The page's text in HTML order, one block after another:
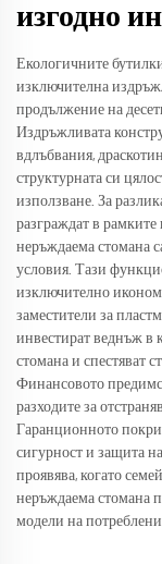
изгодно
Екологичните
изключителна
продължение на
Издръжливата
вдлъбвания,
структурната си
използване. За
разграждат в
неръждаема стомана
условия. Тази
изключително
заместители за
инвестират веднъж в
стомана и спестяват
Финансовото
разходите за
Гаранционното
сигурност и защита
проявява, когато
неръждаема стомана
модели на